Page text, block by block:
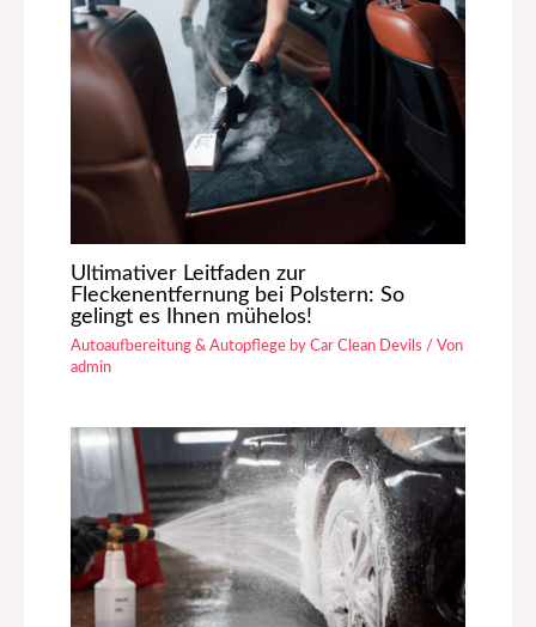
Ultimativer Leitfaden zur
Fleckenentfernung bei Polstern: So
gelingt es Ihnen mühelos!
Autoaufbereitung & Autopflege by Car Clean Devils / Von
admin